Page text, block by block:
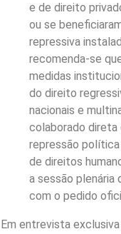
e de direito
ou se
repressiva
recomenda-se
medidas
do direito
nacionais e
colaborado
repressão
de direitos
a sessão plenária
com o pedido
Em entrevista